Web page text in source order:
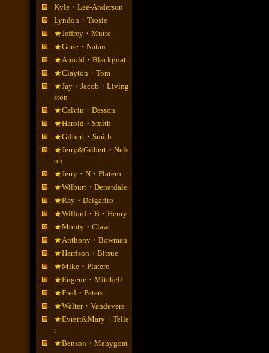
Kyle・Lee-Anderson
Lyndon・Tsosie
★Jeffrey・Mutte
★Gene・Natan
★Arnold・Blackgoat
★Clayton・Tom
★Jay・Jacob・Living
ston
★Calvin・Desson
★Harold・Smith
★Gilbert・Smith
★Jerry&Gilbert・Nels
on
★Jerry・N・Platero
★Wilburt・Denetdale
★Ray・Delgarito
★Wilford・B・Henry
★Monty・Claw
★Anthony・Bowman
★Harrison・Bitsue
★Mike・Platero
★Eugene・Mitchell
★Fred・Peters
★Walter・Vandevere
★Evrett&Mary・Telle
r
★Benson・Manygoat